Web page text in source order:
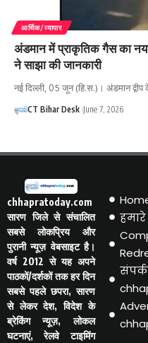
आर्थिक/व्यापार
अंडमान में प्राकृतिक गैस का नया
ने साझा की जानकारी
नई दिल्ली, 05 जून (हि.स.)। अंडमान
CT Bihar Desk June 7, 2026
chhapratoday.com
सारण जिले से संचालित
सबसे लोकप्रिय और
पुरानी न्यूज़ वेबसाइट है।
वर्ष 2012 से यह अपने
पाठकों/दर्शकों तक हर दिन
सबसे पहले छपरा, सारण
से लेकर देश, विदेश के
ब्रेकिंग न्यूज़, लोकल
घटनाएं, रेलवे टाइमिंग